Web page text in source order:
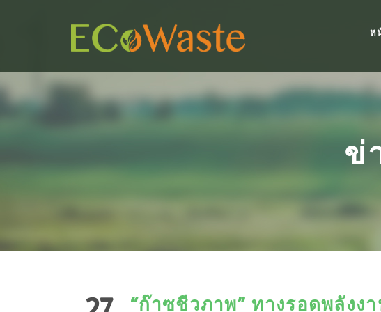
ห
ข่
“ก๊าซชีวภาพ” ทางรอดพลังง